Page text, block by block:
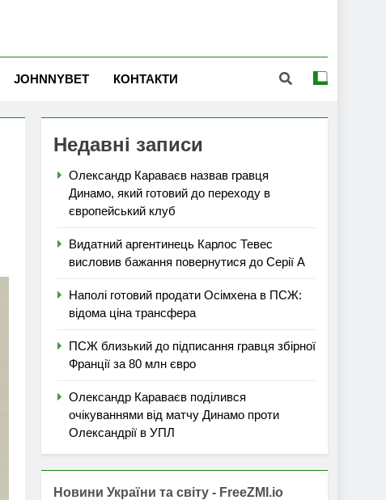
JOHNNYBET КОНТАКТИ
Недавні записи
Олександр Караваєв назвав гравця
Динамо, який готовий до переходу в
європейський клуб
Видатний аргентинець Карлос Тевес
висловив бажання повернутися до Серії А
Наполі готовий продати Осімхена в ПСЖ:
відома ціна трансфера
ПСЖ близький до підписання гравця збірної
Франції за 80 млн євро
Олександр Караваєв поділився
очікуваннями від матчу Динамо проти
Олександрії в УПЛ
Новини України та світу - FreeZMI.io